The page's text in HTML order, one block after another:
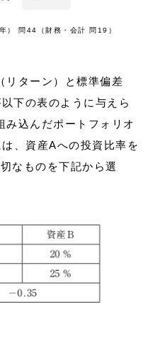
） 問44（財務・会計 問19）
リターン）と標準偏差
下の表のように与えら
み込んだポートフォリオ
、資産Aへの投資比率を
なものを下記から選